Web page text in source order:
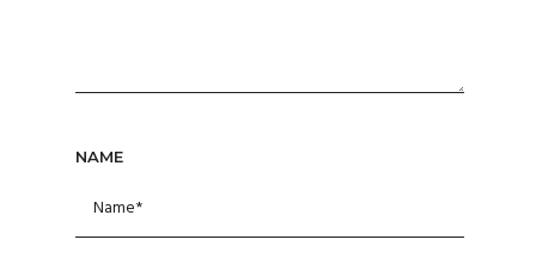
NAME